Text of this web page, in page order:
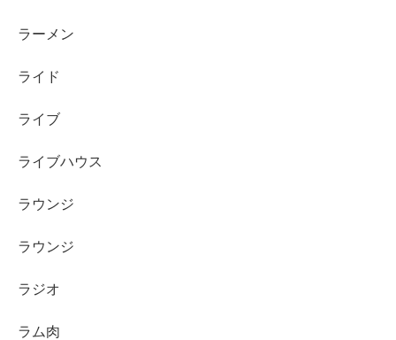
ラーメン
ライド
ライブ
ライブハウス
ラウンジ
ラウンジ
ラジオ
ラム肉